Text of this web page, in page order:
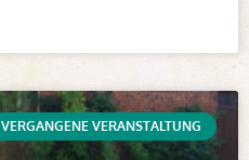
VERGANGENE VERANSTALTUNG